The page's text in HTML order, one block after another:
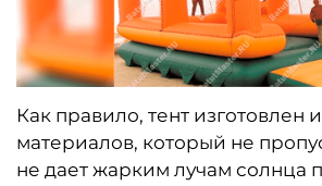
Как правило, тент изготовлен
материалов, который не
не дает жарким лучам солнца